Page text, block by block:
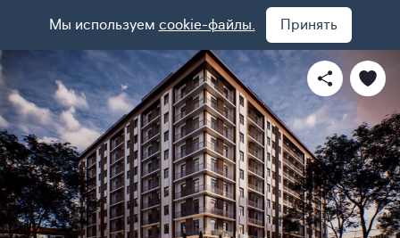
Мы используем cookie-файлы. Принять